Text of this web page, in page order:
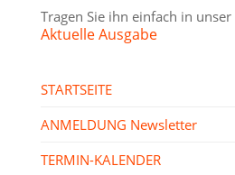
Tragen Sie ihn einfach in unser
Aktuelle Ausgabe
STARTSEITE
ANMELDUNG Newsletter
TERMIN-KALENDER